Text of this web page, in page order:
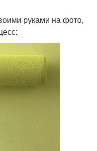
руками на фото,